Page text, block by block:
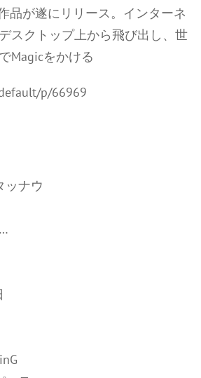
作品が遂にリリース。インターネ
スクトップ上から飛び出し、世
Magicをかける
p/66969
ッナウ